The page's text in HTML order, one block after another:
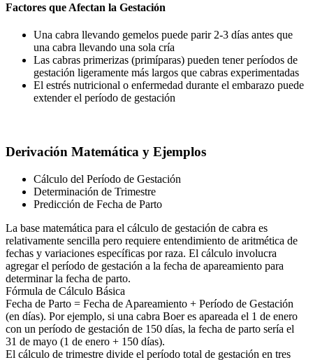
Factores que Afectan la Gestación
Una cabra llevando gemelos puede parir 2-3 días antes que
una cabra llevando una sola cría
Las cabras primerizas (primíparas) pueden tener períodos de
gestación ligeramente más largos que cabras experimentadas
El estrés nutricional o enfermedad durante el embarazo puede
extender el período de gestación
Derivación Matemática y Ejemplos
Cálculo del Período de Gestación
Determinación de Trimestre
Predicción de Fecha de Parto
La base matemática para el cálculo de gestación de cabra es
relativamente sencilla pero requiere entendimiento de aritmética de
fechas y variaciones específicas por raza. El cálculo involucra
agregar el período de gestación a la fecha de apareamiento para
determinar la fecha de parto.
Fórmula de Cálculo Básica
Fecha de Parto = Fecha de Apareamiento + Período de Gestación
(en días). Por ejemplo, si una cabra Boer es apareada el 1 de enero
con un período de gestación de 150 días, la fecha de parto sería el
31 de mayo (1 de enero + 150 días).
El cálculo de trimestre divide el período total de gestación en tres